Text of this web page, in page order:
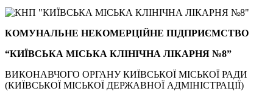
КОМУНАЛЬНЕ НЕКОМЕРЦІЙНЕ ПІДПРИЄМСТВО
“КИЇВСЬКА МІСЬКА КЛІНІЧНА ЛІКАРНЯ №8”
ВИКОНАВЧОГО ОРГАНУ КИЇВСЬКОЇ МІСЬКОЇ РАДИ
(КИЇВСЬКОЇ МІСЬКОЇ ДЕРЖАВНОЇ АДМІНІСТРАЦІЇ)